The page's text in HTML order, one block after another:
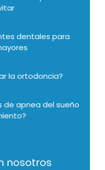
dentales para
la ortodoncia?
de apnea del sueño
nosotros